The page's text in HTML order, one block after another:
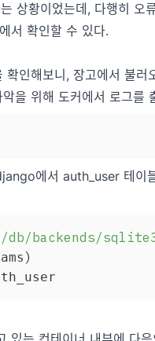
상황이었는데, 다행히 오
에서 확인할 수 있다.
확인해보니, 장고에서 불러
을 위해 도커에서 로그를
에서 auth_user 테이
backends/
)